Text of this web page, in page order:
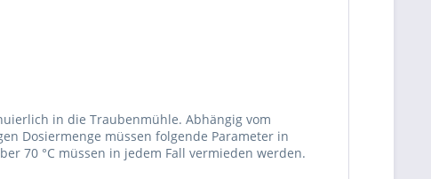
in die Traubenmühle. Abhängig vom
Dosiermenge müssen folgende Parameter in
70 °C müssen in jedem Fall vermieden werden.